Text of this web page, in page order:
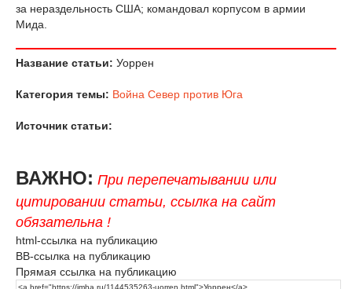
за нераздельность США; командовал корпусом в армии
Мида.
Название статьи: Уоррен
Категория темы: Война Север против Юга
Источник статьи:
ВАЖНО: При перепечатывании или
цитировании статьи, ссылка на сайт
обязательна !
html-ссылка на публикацию
BB-ссылка на публикацию
Прямая ссылка на публикацию